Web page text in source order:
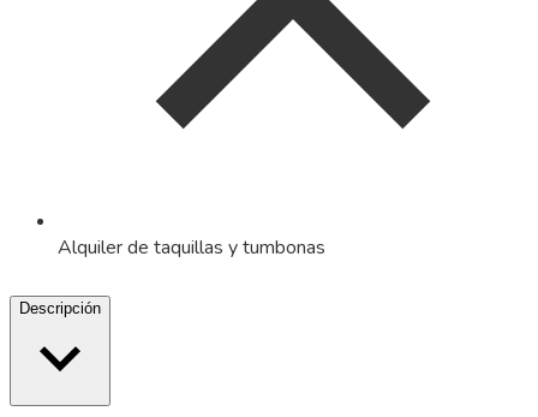
Alquiler de taquillas y tumbonas
Descripción